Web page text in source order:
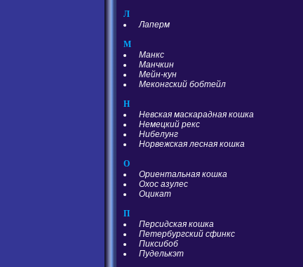
Л
Лаперм
М
Манкс
Манчкин
Мейн-кун
Меконгский бобтейл
Н
Невская маскарадная кошка
Немецкий рекс
Нибелунг
Норвежская лесная кошка
О
Ориентальная кошка
Охос азулес
Оцикат
П
Персидская кошка
Петербургский сфинкс
Пиксибоб
Пуделькэт